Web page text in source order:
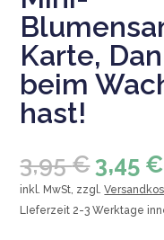
Karte,
beim
hast!
3,95€
Preis
war:
3,95 €
3,45 €
inkl. MwSt, zzgl.
LIeferzeit 2-3 Werktage